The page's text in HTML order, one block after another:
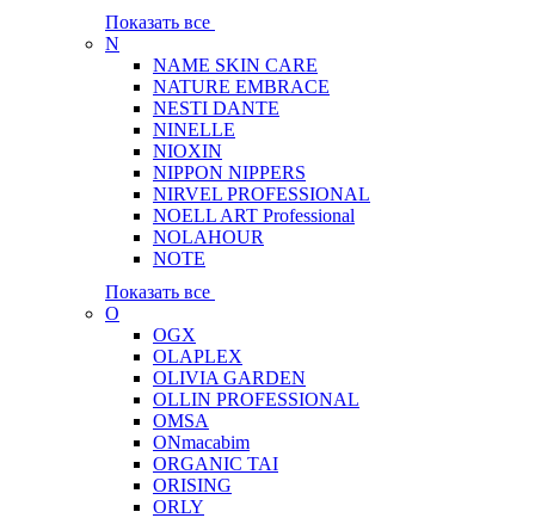
Показать все
N
NAME SKIN CARE
NATURE EMBRACE
NESTI DANTE
NINELLE
NIOXIN
NIPPON NIPPERS
NIRVEL PROFESSIONAL
NOELL ART Professional
NOLAHOUR
NOTE
Показать все
O
OGX
OLAPLEX
OLIVIA GARDEN
OLLIN PROFESSIONAL
OMSA
ONmacabim
ORGANIC TAI
ORISING
ORLY